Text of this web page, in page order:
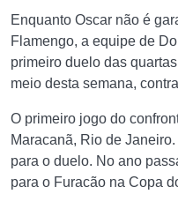
Enquanto Oscar não é
Flamengo, a equipe de
primeiro duelo das
meio desta semana,
O primeiro jogo do
Maracanã, Rio de
para o duelo. No ano
para o Furacão na Copa